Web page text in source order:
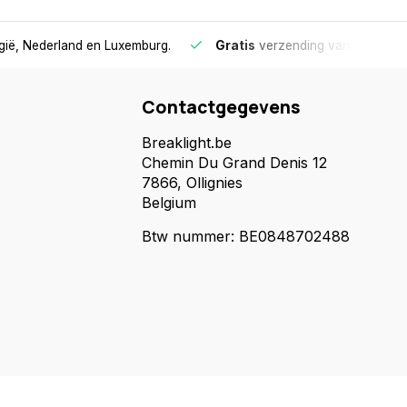
Nederland en Luxemburg. Gratis verzending vanaf €75
Contactgegevens
Breaklight.be
Chemin Du Grand Denis 12
7866, Ollignies
Belgium
Btw nummer: BE0848702488